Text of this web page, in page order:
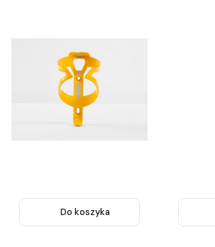
Do koszyka